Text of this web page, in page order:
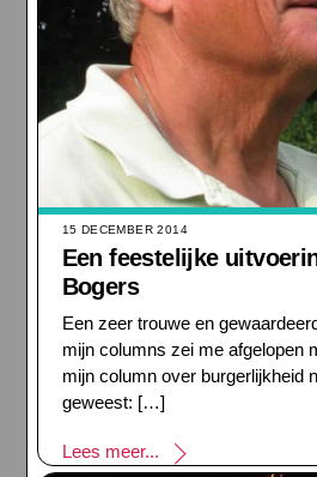
15 DECEMBER 2014
Een feestelijke
Bogers
Een zeer trouwe en
mijn columns zei me afgelopen
mijn column over burgerlijkheid
geweest: […]
Lees meer...